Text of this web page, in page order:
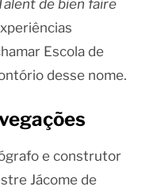
de bien faire
Escola de
desse nome.
e construtor
Jácome de